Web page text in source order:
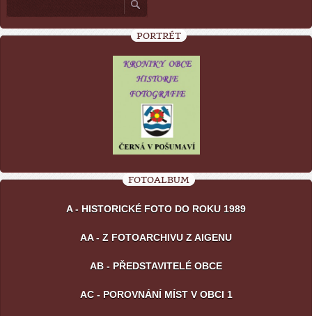
PORTRÉT
FOTOALBUM
A - HISTORICKÉ FOTO DO ROKU 1989
AA - Z FOTOARCHIVU Z AIGENU
AB - PŘEDSTAVITELÉ OBCE
AC - POROVNÁNÍ MÍST V OBCI 1